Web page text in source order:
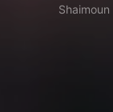
Shaimoun